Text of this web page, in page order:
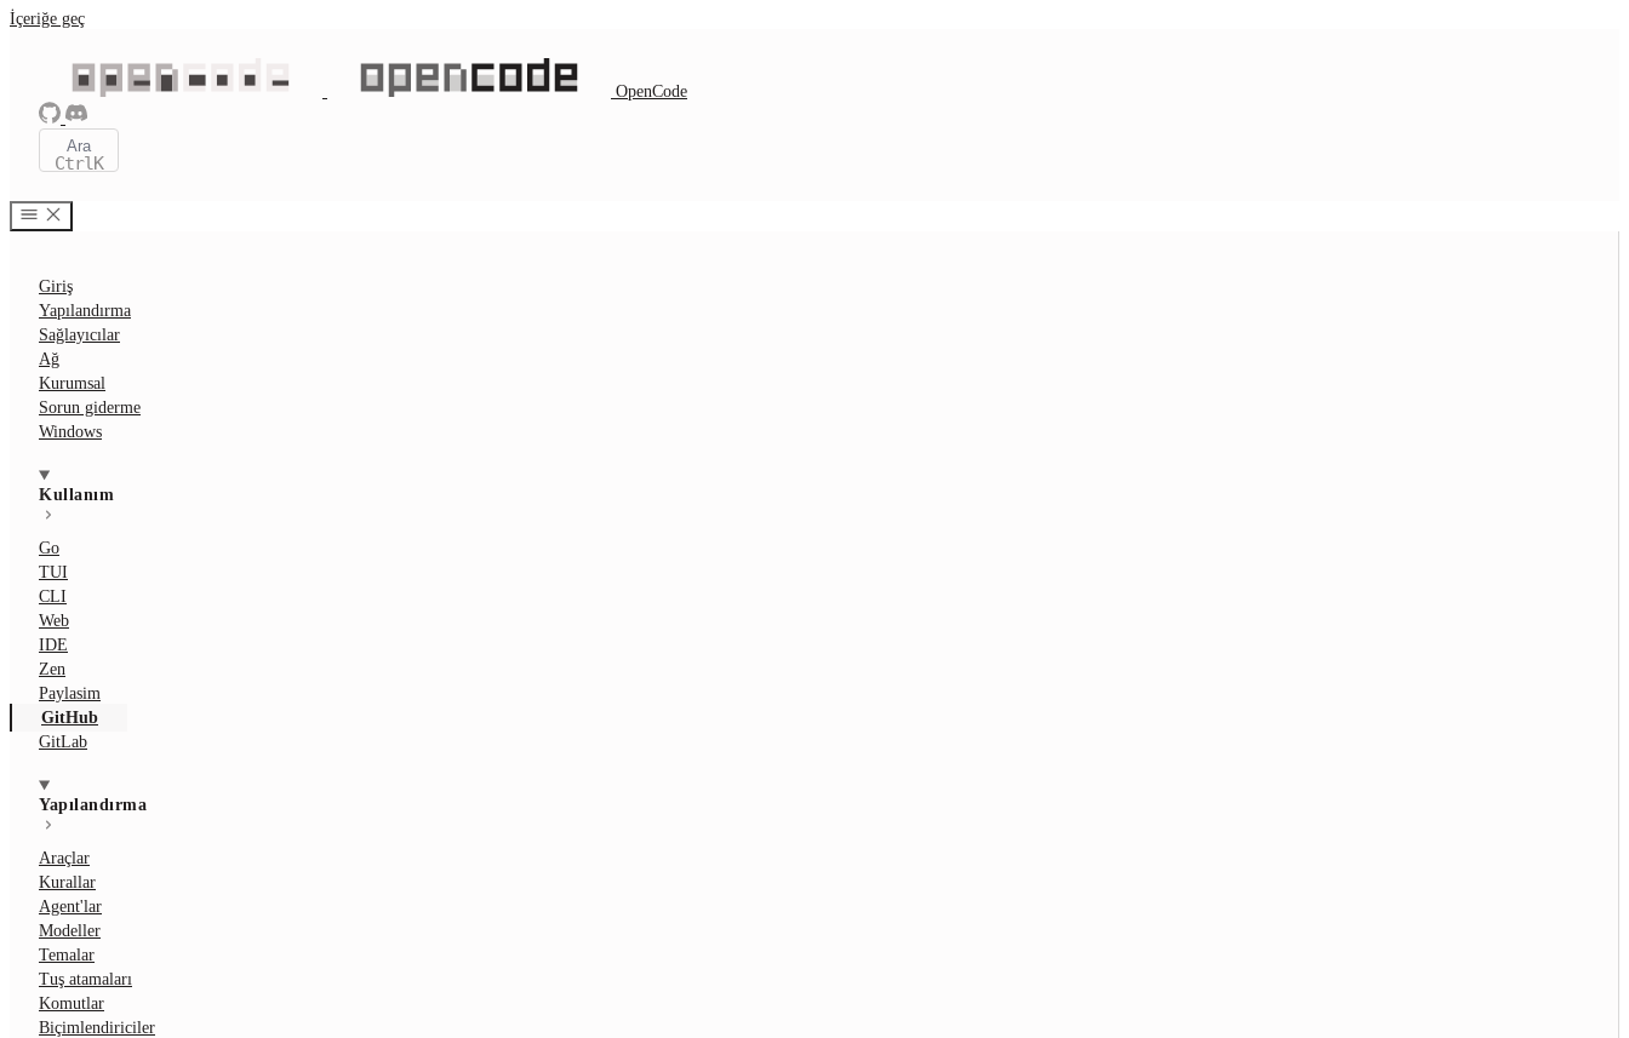
İçeriğe geç
OpenCode
Ara
CtrlK
Giriş
Yapılandırma
Sağlayıcılar
Ağ
Kurumsal
Sorun giderme
Windows
Kullanım
Go
TUI
CLI
Web
IDE
Zen
Paylasim
GitHub
GitLab
Yapılandırma
Araçlar
Kurallar
Agent'lar
Modeller
Temalar
Tuş atamaları
Komutlar
Biçimlendiriciler